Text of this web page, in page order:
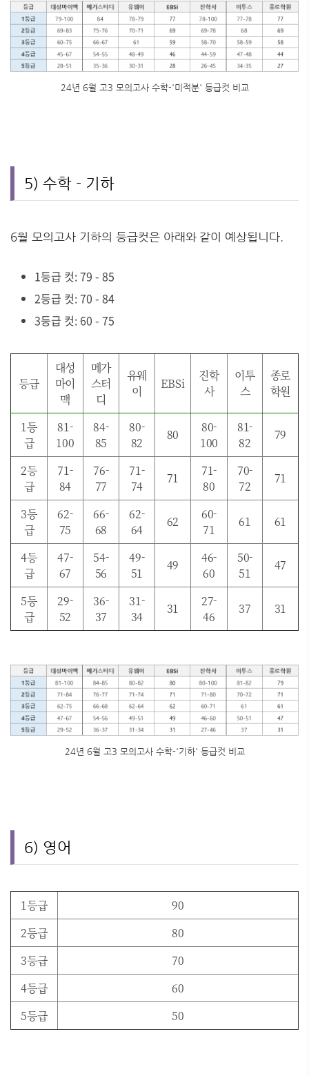
24년 6월 고3 모의고사 수학-'미적분' 등급컷 비교
5) 수학 - 기하
6월 모의고사 기하의 등급컷은 아래와 같이 예상됩니다.
1등급 컷: 79 - 85
2등급 컷: 70 - 84
3등급 컷: 60 - 75
등급
대성
마이
맥
메가
스터
디
유웨
이
EBSi
진학
사
이투
스
종로
학원
1등
급
81-
100
84-
85
80-
82
80
80-
100
81-
82
79
2등
급
71-
84
76-
77
71-
74
71
71-
80
70-
72
71
3등
급
62-
75
66-
68
62-
64
62
60-
71
61 61
4등
급
47-
67
54-
56
49-
51
49
46-
60
50-
51
47
5등
급
29-
52
36-
37
31-
34
31
27-
46
37 31
24년 6월 고3 모의고사 수학-'기하' 등급컷 비교
6) 영어
1등급
90
2등급
80
3등급
70
4등급
60
5등급
50